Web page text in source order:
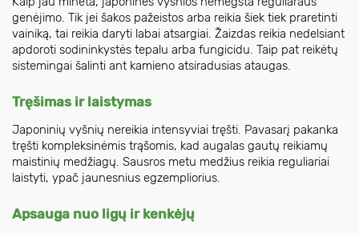
genėjimo. Tik jei šakos pažeistos arba reikia šiek tiek praretinti
vainiką, tai reikia daryti labai atsargiai. Žaizdas reikia nedelsiant
apdoroti sodininkystės tepalu arba fungicidu. Taip pat reikėtų
sistemingai šalinti ant kamieno atsiradusias ataugas.
Tręšimas ir laistymas
Japoninių vyšnių nereikia intensyviai tręšti. Pavasarį pakanka
tręšti kompleksinėmis trąšomis, kad augalas gautų reikiamų
maistinių medžiagų. Sausros metu medžius reikia reguliariai
laistyti, ypač jaunesnius egzempliorius.
Apsauga nuo ligų ir kenkėjų